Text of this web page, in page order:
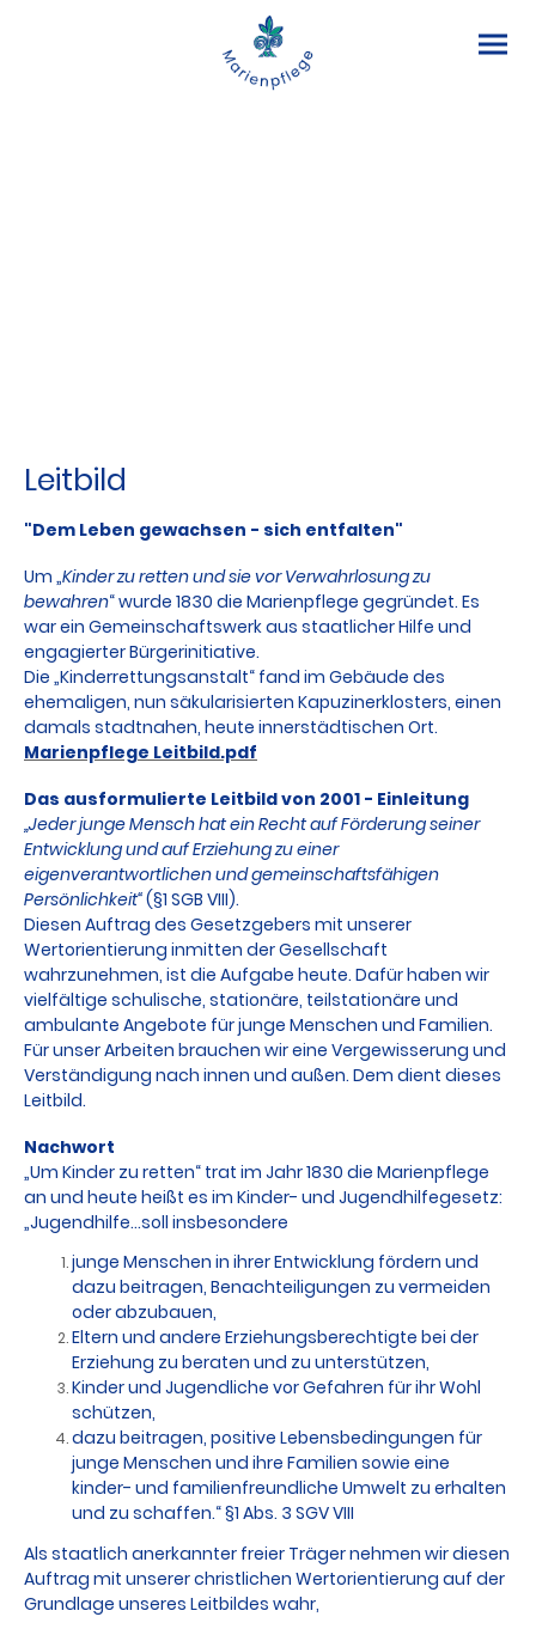
Leitbild
"Dem Leben gewachsen - sich entfalten"
Um „Kinder zu retten und sie vor Verwahrlosung zu
bewahren“ wurde 1830 die Marienpflege gegründet. Es
war ein Gemeinschaftswerk aus staatlicher Hilfe und
engagierter Bürgerinitiative.
Die „Kinderrettungsanstalt“ fand im Gebäude des
ehemaligen, nun säkularisierten Kapuzinerklosters, einen
damals stadtnahen, heute innerstädtischen Ort.
Marienpflege Leitbild.pdf
Das ausformulierte Leitbild von 2001 - Einleitung
„Jeder junge Mensch hat ein Recht auf Förderung seiner
Entwicklung und auf Erziehung zu einer
eigenverantwortlichen und gemeinschaftsfähigen
Persönlichkeit“(§1 SGB VIII).
Diesen Auftrag des Gesetzgebers mit unserer
Wertorientierung inmitten der Gesellschaft
wahrzunehmen, ist die Aufgabe heute. Dafür haben wir
vielfältige schulische, stationäre, teilstationäre und
ambulante Angebote für junge Menschen und Familien.
Für unser Arbeiten brauchen wir eine Vergewisserung und
Verständigung nach innen und außen. Dem dient dieses
Leitbild.
Nachwort
„Um Kinder zu retten“ trat im Jahr 1830 die Marienpflege
an und heute heißt es im Kinder- und Jugendhilfegesetz:
„Jugendhilfe...soll insbesondere
junge Menschen in ihrer Entwicklung fördern und
dazu beitragen, Benachteiligungen zu vermeiden
oder abzubauen,
Eltern und andere Erziehungsberechtigte bei der
Erziehung zu beraten und zu unterstützen,
Kinder und Jugendliche vor Gefahren für ihr Wohl
schützen,
dazu beitragen, positive Lebensbedingungen für
junge Menschen und ihre Familien sowie eine
kinder- und familienfreundliche Umwelt zu erhalten
und zu schaffen.“ §1 Abs. 3 SGV VIII
Als staatlich anerkannter freier Träger nehmen wir diesen
Auftrag mit unserer christlichen Wertorientierung auf der
Grundlage unseres Leitbildes wahr,